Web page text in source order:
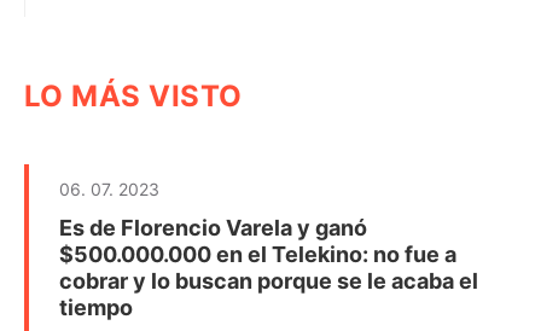
LO MÁS VISTO
06. 07. 2023
Es de Florencio Varela y ganó
$500.000.000 en el Telekino: no fue a
cobrar y lo buscan porque se le acaba el
tiempo